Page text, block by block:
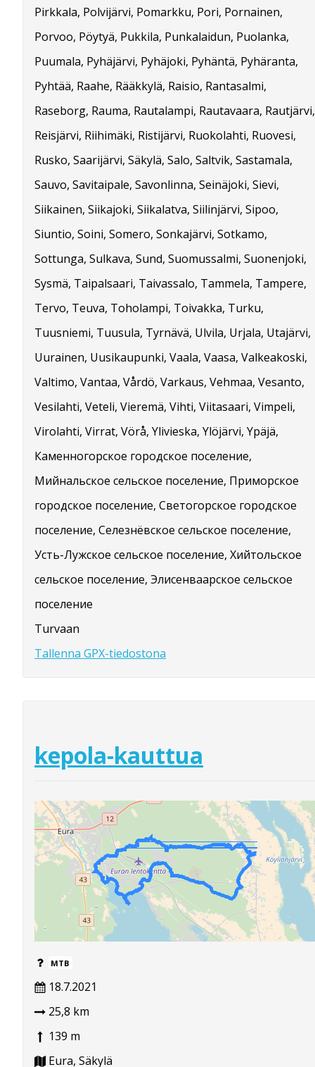
Pirkkala, Polvijärvi, Pomarkku, Pori, Pornainen,
Porvoo, Pöytyä, Pukkila, Punkalaidun, Puolanka,
Puumala, Pyhäjärvi, Pyhäjoki, Pyhäntä, Pyhäranta,
Pyhtää, Raahe, Rääkkylä, Raisio, Rantasalmi,
Raseborg, Rauma, Rautalampi, Rautavaara, Rautjärvi,
Reisjärvi, Riihimäki, Ristijärvi, Ruokolahti, Ruovesi,
Rusko, Saarijärvi, Säkylä, Salo, Saltvik, Sastamala,
Sauvo, Savitaipale, Savonlinna, Seinäjoki, Sievi,
Siikainen, Siikajoki, Siikalatva, Siilinjärvi, Sipoo,
Siuntio, Soini, Somero, Sonkajärvi, Sotkamo,
Sottunga, Sulkava, Sund, Suomussalmi, Suonenjoki,
Sysmä, Taipalsaari, Taivassalo, Tammela, Tampere,
Tervo, Teuva, Toholampi, Toivakka, Turku,
Tuusniemi, Tuusula, Tyrnävä, Ulvila, Urjala, Utajärvi,
Uurainen, Uusikaupunki, Vaala, Vaasa, Valkeakoski,
Valtimo, Vantaa, Vårdö, Varkaus, Vehmaa, Vesanto,
Vesilahti, Veteli, Vieremä, Vihti, Viitasaari, Vimpeli,
Virolahti, Virrat, Vörå, Ylivieska, Ylöjärvi, Ypäjä,
Каменногорское городское поселение,
Мийнальское сельское поселение, Приморское
городское поселение, Светогорское городское
поселение, Селезнёвское сельское поселение,
Усть-Лужское сельское поселение, Хийтольское
сельское поселение, Элисенваарское сельское
поселение
Turvaan
Tallenna GPX-tiedostona
kepola-kauttua
MTB
18.7.2021
25,8 km
139 m
Eura, Säkylä